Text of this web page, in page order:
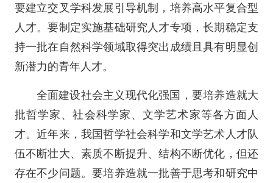
要建立交叉学科发展引导机制，培养高水平复合型
人才。要制定实施基础研究人才专项，长期稳定支
持一批在自然科学领域取得突出成绩且具有明显创
新潜力的青年人才。
全面建设社会主义现代化强国，要培养造就大
批哲学家、社会科学家、文学艺术家等各方面人
才。近年来，我国哲学社会科学和文学艺术人才队
伍不断壮大、素质不断提升、结构不断优化，但还
存在不少问题。要培养造就一批善于思考和研究中